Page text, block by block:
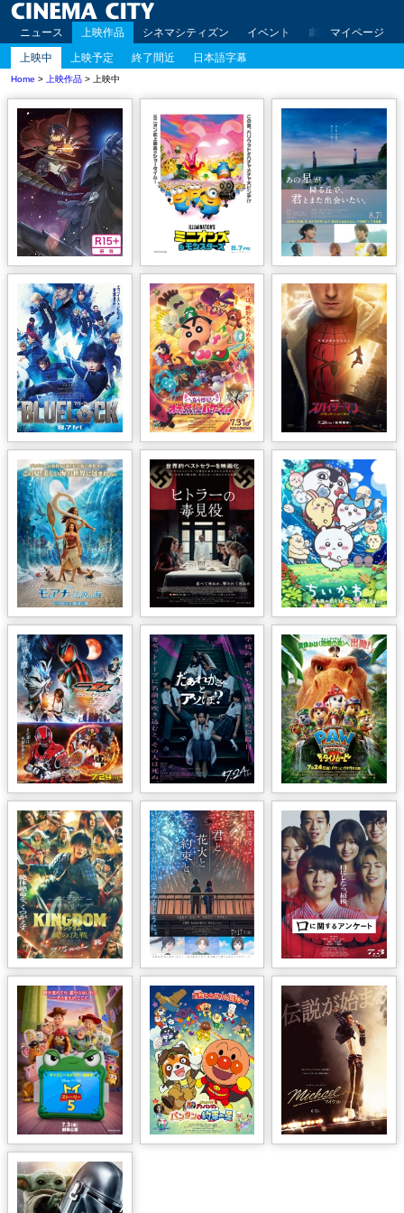
ニュース 上映作品 シネマシティズン イベント 劇場案内 アク
マイページ
上映中
上映予定 終了間近 日本語字幕
Home > 上映作品 > 上映中